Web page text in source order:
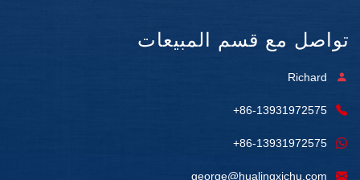
تواصل مع قسم المبيعات
Richard
+86-13931972575
+86-13931972575
george@hualingxichu.com